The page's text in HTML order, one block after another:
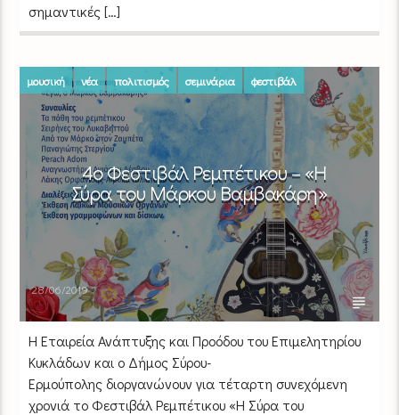
σημαντικές […]
μουσική νέα πολιτισμός σεμινάρια φεστιβάλ
4ο Φεστιβάλ Ρεμπέτικου – «Η
Σύρα του Μάρκου Βαμβακάρη»
28/06/2019
Η Εταιρεία Ανάπτυξης και Προόδου του Επιμελητηρίου
Κυκλάδων και ο Δήμος Σύρου-
Ερμούπολης διοργανώνουν για τέταρτη συνεχόμενη
χρονιά το Φεστιβάλ Ρεμπέτικου «Η Σύρα του